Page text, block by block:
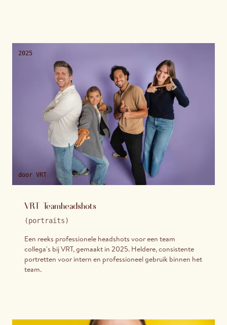
2025
door VRT
VRT Teamheadshots
(portraits)
Een reeks professionele headshots voor een team
collega's bij VRT, gemaakt in 2025. Heldere, consistente
portretten voor intern en professioneel gebruik binnen het
team.